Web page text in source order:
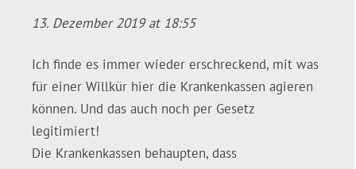
13. Dezember 2019 at 18:55
Ich finde es immer wieder erschreckend, mit was
für einer Willkür hier die Krankenkassen agieren
können. Und das auch noch per Gesetz
legitimiert!
Die Krankenkassen behaupten, dass